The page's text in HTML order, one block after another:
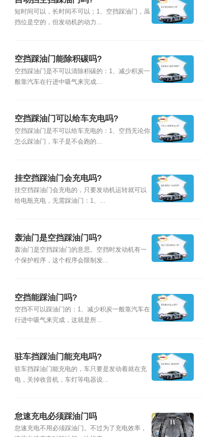
短时间可以，长时间不可以；1、空挡踩油门，虽
挡位是空的，但发动机的动力...
空挡踩油门能除积碳吗?
空挡踩油门是不可以清除积碳的：1、减少积炭一
般靠汽车在行进中吸气来完成...
空挡踩油门可以给车充电吗?
空挡踩油门是不可以给车充电的：1、空挡无论你
怎么踩油门，车子是不会跑的...
挂空挡踩油门会充电吗?
挂空挡踩油门会充电的，只要发动机运转就可以
给电瓶充电，无需踩油门：1、...
轰油门是空挡踩油门吗?
轰油门是空挡踩油门的意思。空挡时发动机有一
个保护程序，这个程序会限制发...
空挡能踩油门吗?
空挡不可以踩油门的：1、减少积炭一般靠汽车在
行进中吸气来完成，这就是所...
驻车挡踩油门能充电吗?
驻车挡踩油门能充电的，车只要是发动着就在充
电，关掉收音机，车灯等电器设...
怠速充电必须踩油门吗
怠速充电不用必须踩油门。不过为了充电效率，